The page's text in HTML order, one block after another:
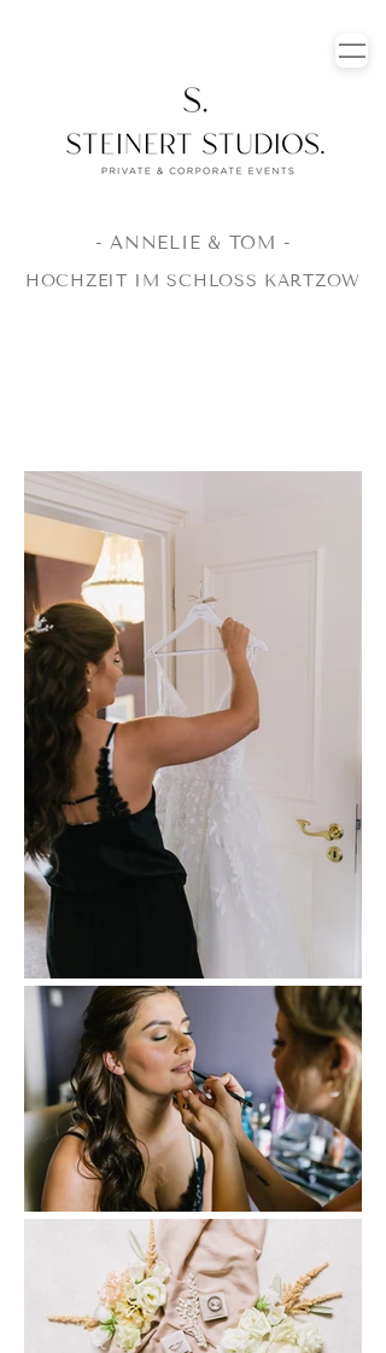
- ANNELIE & TOM -
HOCHZEIT IM SCHLOSS KARTZOW